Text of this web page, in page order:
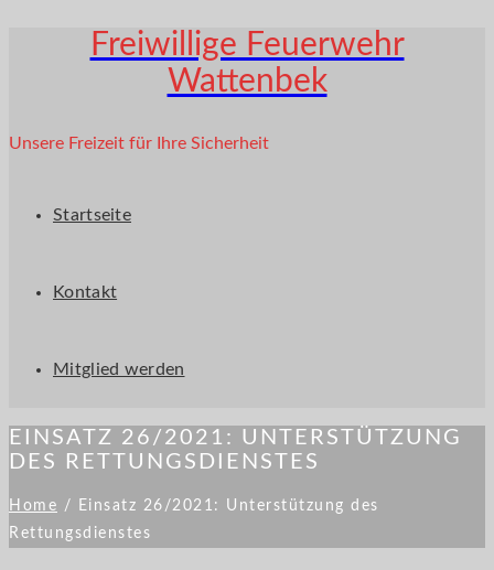
Freiwillige Feuerwehr
Wattenbek
Unsere Freizeit für Ihre Sicherheit
Startseite
Kontakt
Mitglied werden
EINSATZ 26/2021: UNTERSTÜTZUNG
DES RETTUNGSDIENSTES
Home /
Einsatz 26/2021: Unterstützung des
Rettungsdienstes